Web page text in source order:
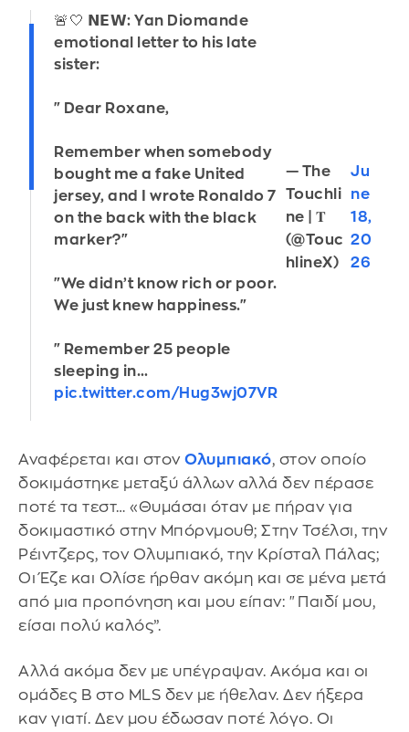
🚨🤍 𝗡𝗘𝗪: Yan Diomande
emotional letter to his late
sister:
"Dear Roxane,
Remember when somebody
bought me a fake United
jersey, and I wrote Ronaldo 7
on the back with the black
marker?"
"We didn’t know rich or poor.
We just knew happiness."
"Remember 25 people
sleeping in…
pic.twitter.com/Hug3wj07VR
— The
Touchli
ne | 𝐓
(@Touc
hlineX)
Ju
ne
18,
20
26
Αναφέρεται και στον Ολυμπιακό, στον οποίο
δοκιμάστηκε μεταξύ άλλων αλλά δεν πέρασε
ποτέ τα τεστ… «Θυμάσαι όταν με πήραν για
δοκιμαστικό στην Μπόρνμουθ; Στην Τσέλσι, την
Ρέιντζερς, τον Ολυμπιακό, την Κρίσταλ Πάλας;
Οι Έζε και Ολίσε ήρθαν ακόμη και σε μένα μετά
από μια προπόνηση και μου είπαν: "Παιδί μου,
είσαι πολύ καλός”.
Αλλά ακόμα δεν με υπέγραψαν. Ακόμα και οι
ομάδες Β στο MLS δεν με ήθελαν. Δεν ήξερα
καν γιατί. Δεν μου έδωσαν ποτέ λόγο. Οι